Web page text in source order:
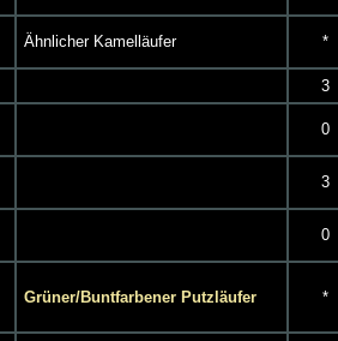
Ähnlicher Kamelläufer *
3
0
3
0
Grüner/Buntfarbener Putzläufer *